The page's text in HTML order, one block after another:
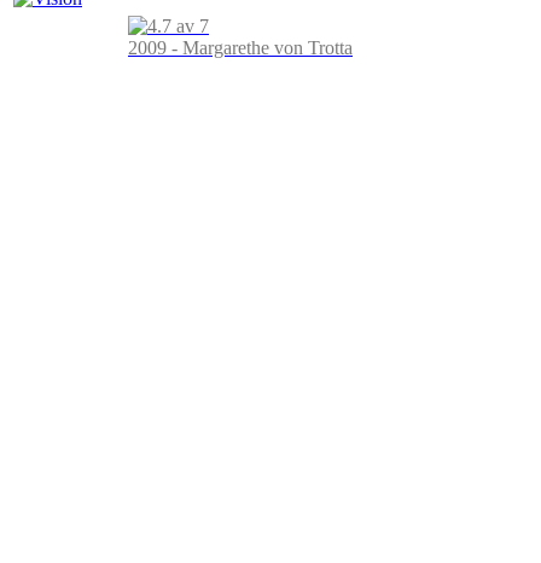
2009 - Margarethe von Trotta